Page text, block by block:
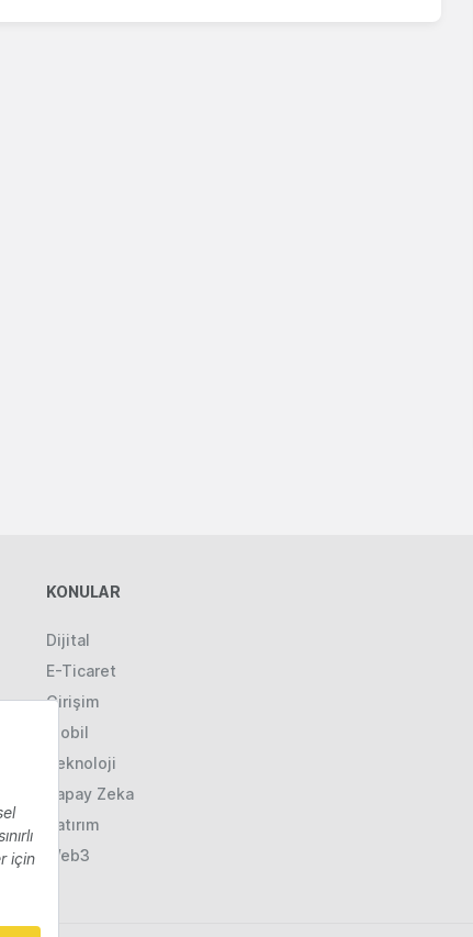
KONULAR
Dijital
E-Ticaret
Girişim
Mobil
Teknoloji
Yapay Zeka
Yatırım
Web3